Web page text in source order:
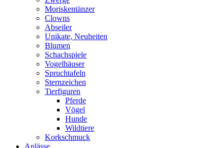
Moriskentänzer
Clowns
Abseiler
Unikate, Neuheiten
Blumen
Schachspiele
Vogelhäuser
Spruchtafeln
Sternzeichen
Tierfiguren
Pferde
Vögel
Hunde
Wildtiere
Korkschmuck
Anlässe